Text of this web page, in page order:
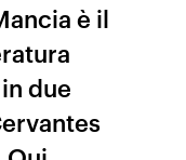
è il
due